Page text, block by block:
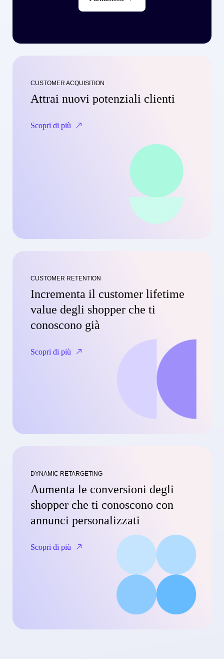
CUSTOMER ACQUISITION
Attrai nuovi potenziali clienti
Scopri di più
CUSTOMER RETENTION
Incrementa il customer lifetime
value degli shopper che ti
conoscono già
Scopri di più
DYNAMIC RETARGETING
Aumenta le conversioni degli
shopper che ti conoscono con
annunci personalizzati
Scopri di più